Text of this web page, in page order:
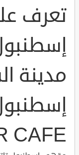
تعرف
مدينة
CAFE